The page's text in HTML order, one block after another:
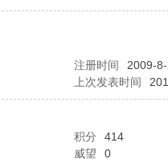
注册时间
2009-
上次发表时间
积分
414
威望 0